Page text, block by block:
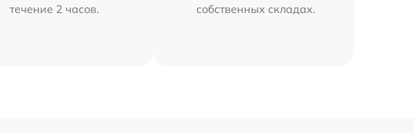
течение 2 часов.
собственных складах.